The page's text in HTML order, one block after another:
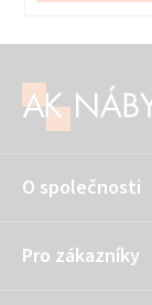
O společnosti
Pro zákazníky